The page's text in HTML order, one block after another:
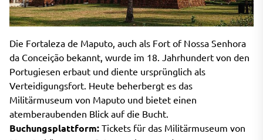
Die Fortaleza de Maputo, auch als Fort of Nossa Senhora
da Conceição bekannt, wurde im 18. Jahrhundert von den
Portugiesen erbaut und diente ursprünglich als
Verteidigungsfort. Heute beherbergt es das
Militärmuseum von Maputo und bietet einen
atemberaubenden Blick auf die Bucht.
Buchungsplattform: Tickets für das Militärmuseum von